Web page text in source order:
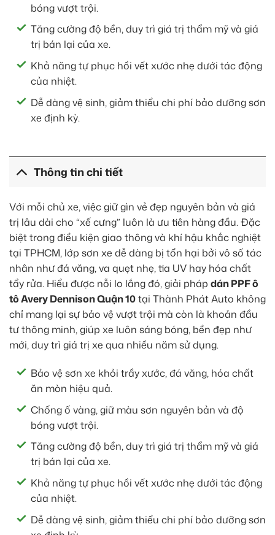
bóng vượt trội.
Tăng cường độ bền, duy trì giá trị thẩm mỹ và giá
trị bán lại của xe.
Khả năng tự phục hồi vết xước nhẹ dưới tác động
của nhiệt.
Dễ dàng vệ sinh, giảm thiểu chi phí bảo dưỡng sơn
xe định kỳ.
Thông tin chi tiết
Với mỗi chủ xe, việc giữ gìn vẻ đẹp nguyên bản và giá
trị lâu dài cho “xế cưng” luôn là ưu tiên hàng đầu. Đặc
biệt trong điều kiện giao thông và khí hậu khắc nghiệt
tại TPHCM, lớp sơn xe dễ dàng bị tổn hại bởi vô số tác
nhân như đá văng, va quẹt nhẹ, tia UV hay hóa chất
tẩy rửa. Hiểu được nỗi lo lắng đó, giải pháp dán PPF ô
tô Avery Dennison Quận 10tại Thành Phát Auto không
chỉ mang lại sự bảo vệ vượt trội mà còn là khoản đầu
tư thông minh, giúp xe luôn sáng bóng, bền đẹp như
mới, duy trì giá trị xe qua nhiều năm sử dụng.
Bảo vệ sơn xe khỏi trầy xước, đá văng, hóa chất
ăn mòn hiệu quả.
Chống ố vàng, giữ màu sơn nguyên bản và độ
bóng vượt trội.
Tăng cường độ bền, duy trì giá trị thẩm mỹ và giá
trị bán lại của xe.
Khả năng tự phục hồi vết xước nhẹ dưới tác động
của nhiệt.
Dễ dàng vệ sinh, giảm thiểu chi phí bảo dưỡng sơn